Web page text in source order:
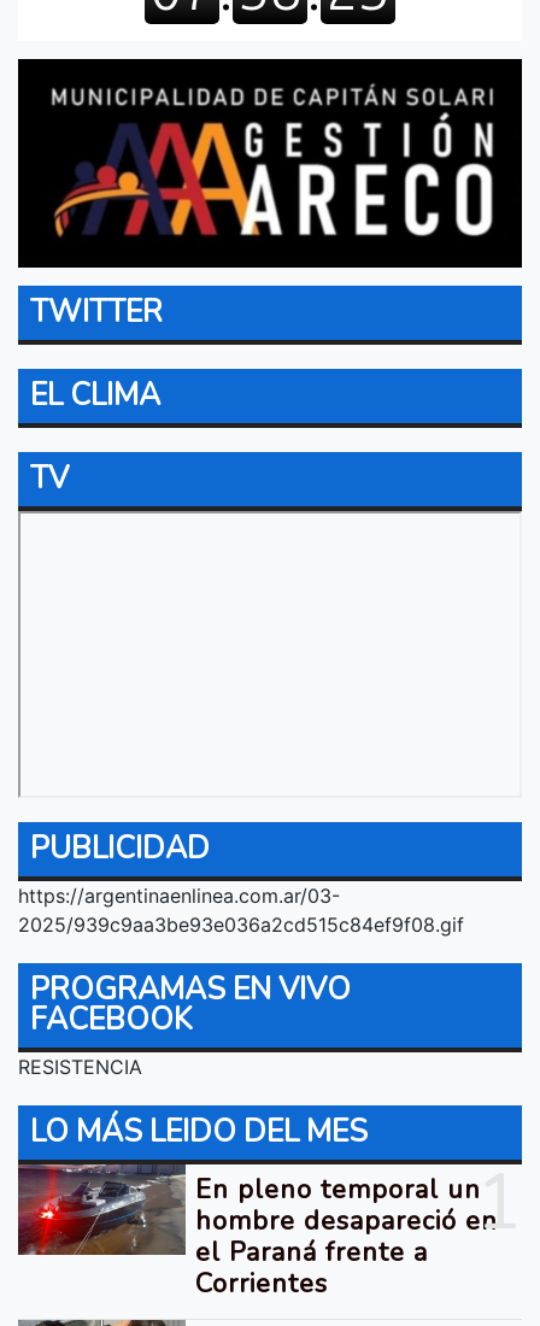
TWITTER
EL CLIMA
TV
PUBLICIDAD
https://argentinaenlinea.com.ar/03-
2025/939c9aa3be93e036a2cd515c84ef9f08.gif
PROGRAMAS EN VIVO
FACEBOOK
RESISTENCIA
LO MÁS LEIDO DEL MES
1
En pleno temporal un
hombre desapareció en
el Paraná frente a
Corrientes